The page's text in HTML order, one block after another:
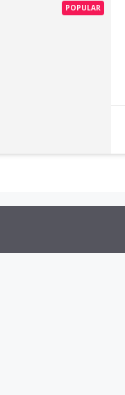
POPULAR